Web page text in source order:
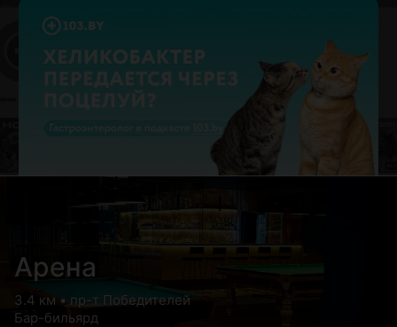
Арена
3.4 км • пр-т Победителей
Бар-бильярд